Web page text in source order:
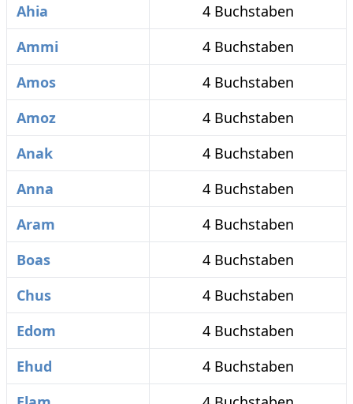
Ahia
4 Buchstaben
Ammi
4 Buchstaben
Amos
4 Buchstaben
Amoz
4 Buchstaben
Anak
4 Buchstaben
Anna
4 Buchstaben
Aram
4 Buchstaben
Boas
4 Buchstaben
Chus
4 Buchstaben
Edom
4 Buchstaben
Ehud
4 Buchstaben